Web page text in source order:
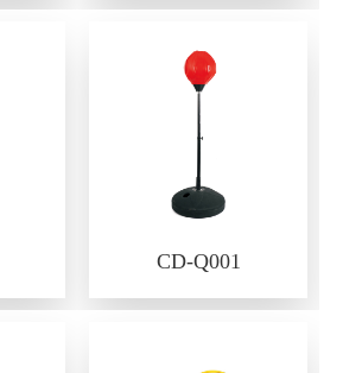
CD-Q001